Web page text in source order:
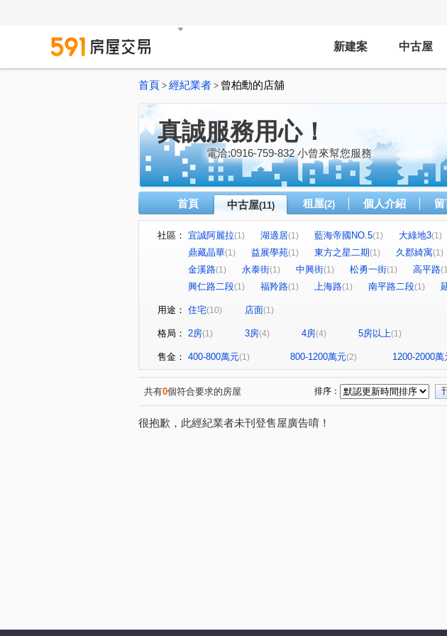
新建案 中古屋
首頁 > 經紀業者 > 曾柏勳的店舖
真誠服務用心！
電洽:0916-759-832 小曾來幫您服務
首頁 中古屋(11) 租屋(2) 個人介紹
社區： 宜誠阿麗拉(1) 湖適居(1) 藍海帝國NO.5(1) 大綠地3(1)
鼎藏晶華(1) 益展學苑(1) 東方之星二期(1) 久郡綺寓(1)
金溪路(1) 永泰街(1) 中興街(1) 松勇一街(1) 高平路
興仁路二段(1) 福羚路(1) 上海路(1) 南平路二段(1)
用途： 住宅(10) 店面(1)
格局： 2房(1) 3房(4) 4房(4) 5房以上(1)
售金： 400-800萬元(1) 800-1200萬元(2) 1200-2000萬
共有0個符合要求的房屋 排序：
很抱歉，此經紀業者未刊登售屋廣告唷！